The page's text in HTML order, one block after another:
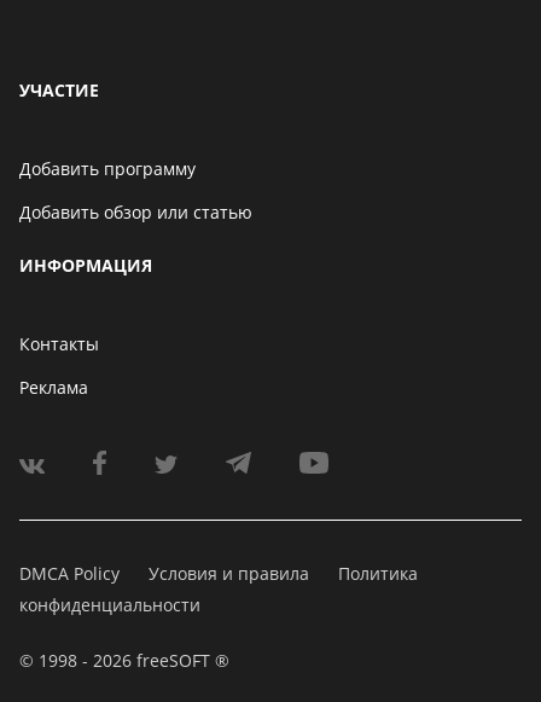
УЧАСТИЕ
Добавить программу
Добавить обзор или статью
ИНФОРМАЦИЯ
Контакты
Реклама
DMCA Policy Условия и правила
Политика
конфиденциальности
© 1998 - 2026 freeSOFT ®